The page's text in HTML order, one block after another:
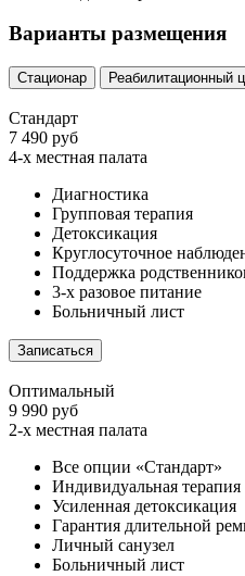
Варианты размещения
Стационар Реабилитационный
Стандарт
7 490 руб
4-х местная палата
Диагностика
Групповая терапия
Детоксикация
Круглосуточное
Поддержка
3-х разовое питание
Больничный лист
Записаться
Оптимальный
9 990 руб
2-х местная палата
Все опции «Стандарт»
Индивидуальная терапия
Усиленная детоксикация
Гарантия длительной
Личный санузел
Больничный лист